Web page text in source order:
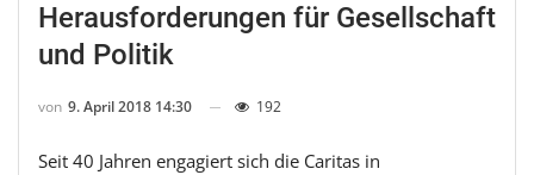
Herausforderungen für Gesellschaft
und Politik
von 9. April 2018 14:30 192
Seit 40 Jahren engagiert sich die Caritas in